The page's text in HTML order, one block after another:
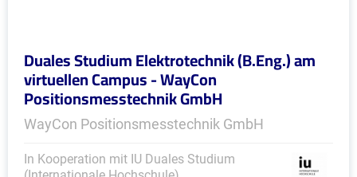
Duales Studium Elektrotechnik (B.Eng.) am
virtuellen Campus - WayCon
Positionsmesstechnik GmbH
WayCon Positionsmesstechnik GmbH
In Kooperation mit IU Duales Studium